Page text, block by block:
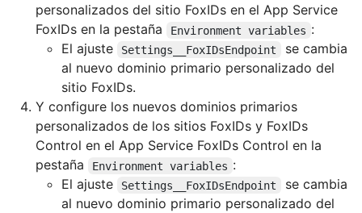
personalizados del sitio FoxIDs en el App Service
FoxIDs en la pestaña
Environment variables :
El ajuste
Settings__FoxIDsEndpoint
se cambia
al nuevo dominio primario personalizado del
sitio FoxIDs.
Y configure los nuevos dominios primarios
personalizados de los sitios FoxIDs y FoxIDs
Control en el App Service FoxIDs Control en la
pestaña
Environment variables :
El ajuste
Settings__FoxIDsEndpoint
se cambia
al nuevo dominio primario personalizado del